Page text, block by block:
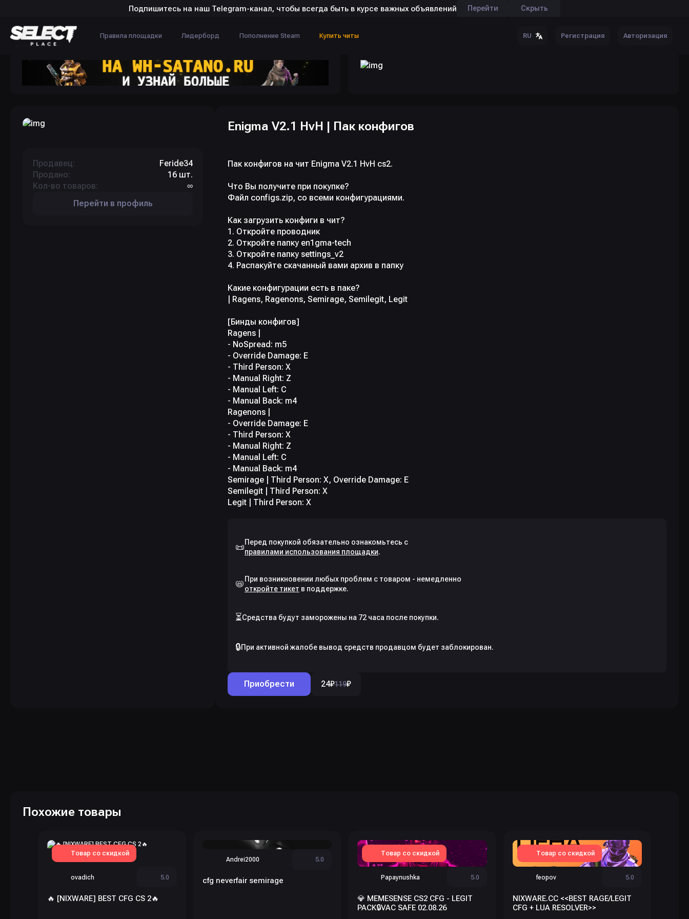
Подпишитесь на наш Telegram-канал, чтобы всегда быть в курсе важных объявлений Перейти Скрыть
Правила площадки Лидерборд Пополнение Steam Купить читы RU Регистрация Авторизация
Продавец:
Feride34
Продано:
16 шт.
Кол-во товаров:
∞
Перейти в профиль
Enigma V2.1 HvH | Пак конфигов
Пак конфигов на чит Enigma V2.1 HvH cs2.
Что Вы получите при покупке?
Файл configs.zip, со всеми конфигурациями.
Как загрузить конфиги в чит?
1. Откройте проводник
2. Откройте папку en1gma-tech
3. Откройте папку settings_v2
4. Распакуйте скачанный вами архив в папку
Какие конфигурации есть в паке?
| Ragens, Ragenons, Semirage, Semilegit, Legit
[Бинды конфигов]
Ragens |
- NoSpread: m5
- Override Damage: E
- Third Person: X
- Manual Right: Z
- Manual Left: C
- Manual Back: m4
Ragenons |
- Override Damage: E
- Third Person: X
- Manual Right: Z
- Manual Left: C
- Manual Back: m4
Semirage | Third Person: X, Override Damage: E
Semilegit | Third Person: X
📜правилами использования площадки
📛откройте тикет
⏳Средства будут заморожены на 72 часа после покупки.
🔒При активной жалобе вывод средств продавцом будет заблокирован.
Приобрести 24₽119₽
Похожие товары
Товар со скидкой
ovadich 5.0
🔥 [NIXWARE] BEST CFG CS 2🔥
Andrei2000 5.0
cfg neverfair semirage
Товар со скидкой
Papaynushka 5.0
💎 MEMESENSE CS2 CFG - LEGIT
PACK🔒VAC SAFE 02.08.26
Товар со скидкой
feopov 5.0
NIXWARE.CC <<BEST RAGE/LEGIT
CFG + LUA RESOLVER>>